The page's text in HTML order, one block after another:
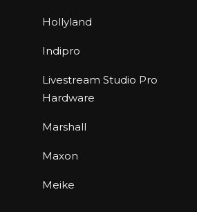
Hollyland
Indipro
Livestream Studio Pro
Hardware
Marshall
Maxon
Meike